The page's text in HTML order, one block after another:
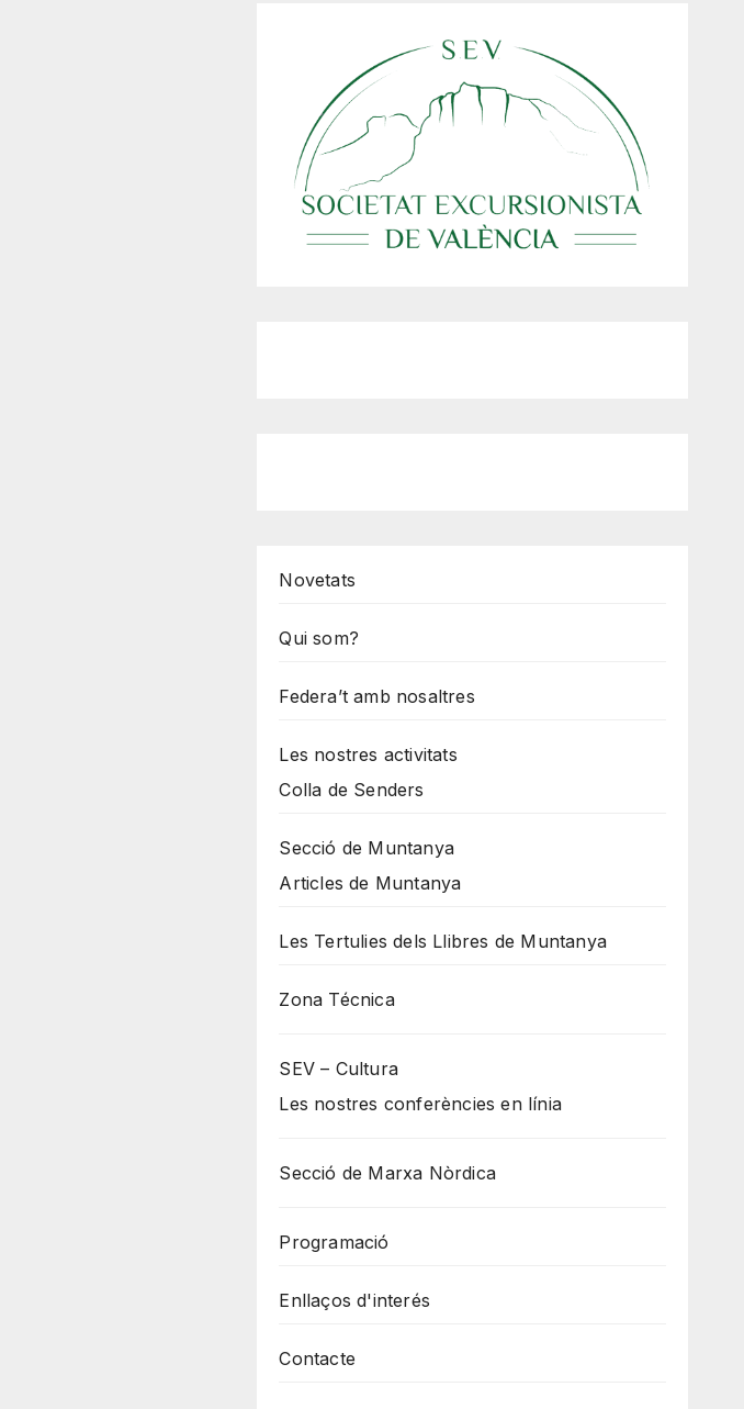
Novetats
Qui som?
Federa’t amb nosaltres
Les nostres activitats
Colla de Senders
Secció de Muntanya
Articles de Muntanya
Les Tertulies dels Llibres de Muntanya
Zona Técnica
SEV – Cultura
Les nostres conferències en línia
Secció de Marxa Nòrdica
Programació
Enllaços d'interés
Contacte